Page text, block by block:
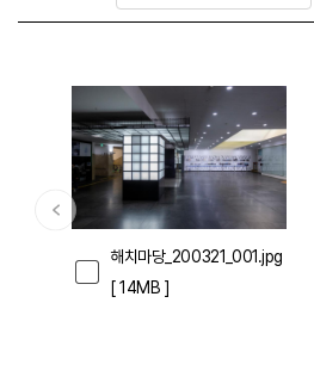
해치마당_200321_001.jpg
[ 14MB ]